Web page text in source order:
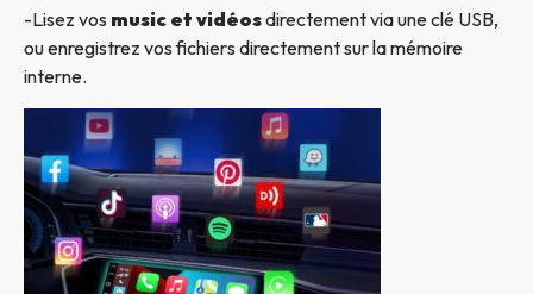
-Lisez vos music et vidéosdirectement via une clé USB,
ou enregistrez vos fichiers directement sur la mémoire
interne.